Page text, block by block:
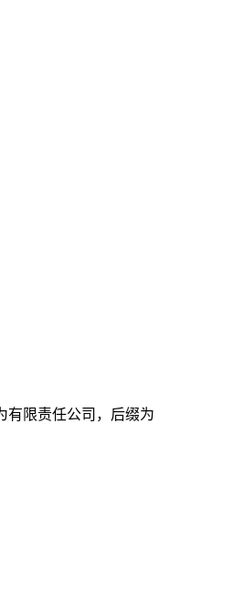
有限责任公司，后缀为